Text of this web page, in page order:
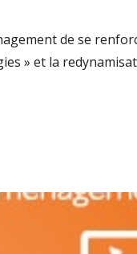
de se
» et la